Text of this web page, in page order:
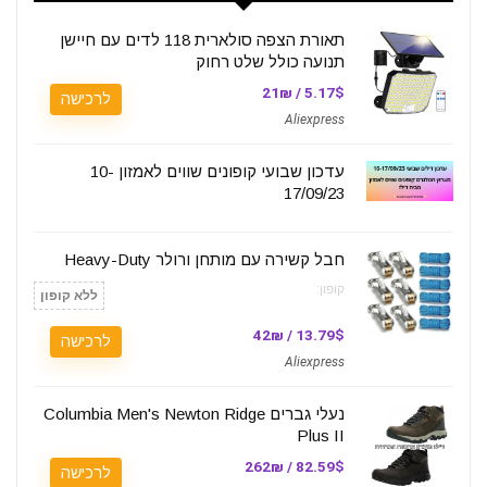
תאורת הצפה סולארית 118 לדים עם חיישן
תנועה כולל שלט רחוק
5.17$ / 21₪
Aliexpress
לרכישה
עדכון שבועי קופונים שווים לאמזון 10-
17/09/23
חבל קשירה עם מותחן ורולר Heavy-Duty
קופון: ללא קופון
13.79$ / 42₪
Aliexpress
לרכישה
נעלי גברים Columbia Men's Newton Ridge
Plus II
82.59$ / 262₪ לרכישה